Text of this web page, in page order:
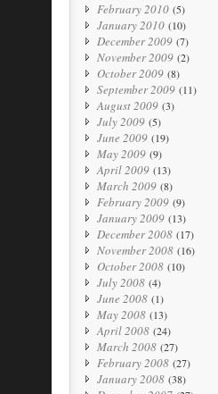
February 2010 (5)
January 2010 (10)
December 2009 (7)
November 2009 (2)
October 2009 (8)
September 2009 (11)
August 2009 (3)
July 2009 (5)
June 2009 (19)
May 2009 (9)
April 2009 (13)
March 2009 (8)
February 2009 (9)
January 2009 (13)
December 2008 (17)
November 2008 (16)
October 2008 (10)
July 2008 (4)
June 2008 (1)
May 2008 (13)
April 2008 (24)
March 2008 (27)
February 2008 (27)
January 2008 (38)